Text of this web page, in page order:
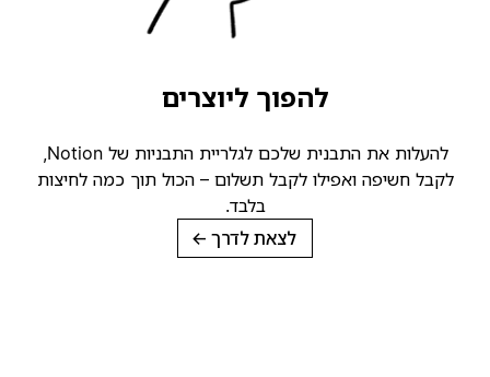
להפוך ליוצרים
להעלות את התבנית שלכם לגלריית התבניות של Notion,
לקבל חשיפה ואפילו לקבל תשלום – הכול תוך כמה לחיצות
בלבד.
לצאת לדרך→